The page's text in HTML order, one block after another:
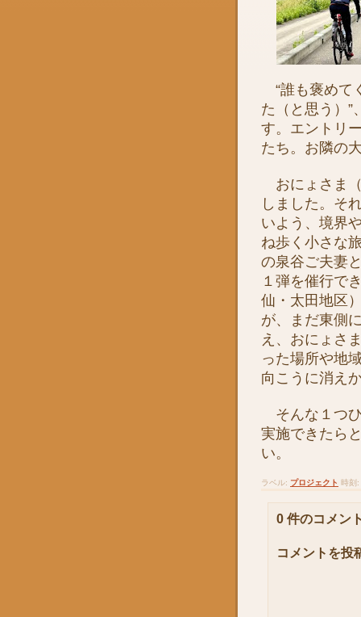
“誰も褒めて
た（と思う）”
す。エントリ
たち。お隣の
おにょさま
しました。そ
いよう、境界
ね歩く小さな
の泉谷ご夫妻
１弾を催行で
仙・太田地区
が、まだ東側
え、おにょさ
った場所や地
向こうに消え
そんな１つ
実施できたら
い。
ラベル: プロジェクト 時刻:
0 件のコメン
コメントを投